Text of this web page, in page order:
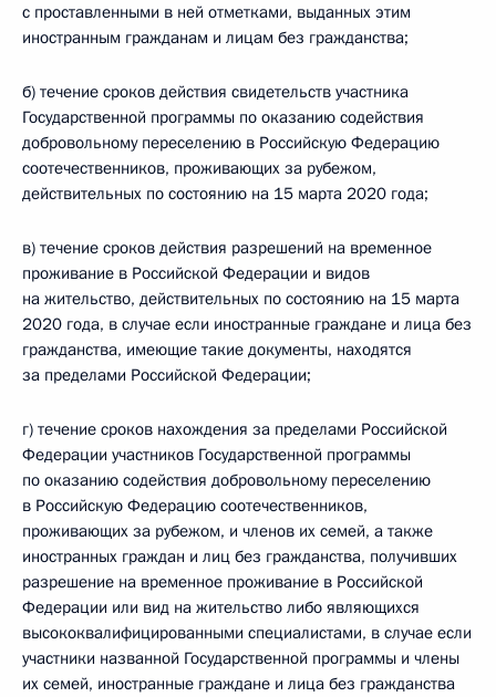
с проставленными в ней отметками, выданных этим
иностранным гражданам и лицам без гражданства;
б) течение сроков действия свидетельств участника
Государственной программы по оказанию содействия
добровольному переселению в Российскую Федерацию
соотечественников, проживающих за рубежом,
действительных по состоянию на 15 марта 2020 года;
в) течение сроков действия разрешений на временное
проживание в Российской Федерации и видов
на жительство, действительных по состоянию на 15 марта
2020 года, в случае если иностранные граждане и лица без
гражданства, имеющие такие документы, находятся
за пределами Российской Федерации;
г) течение сроков нахождения за пределами Российской
Федерации участников Государственной программы
по оказанию содействия добровольному переселению
в Российскую Федерацию соотечественников,
проживающих за рубежом, и членов их семей, а также
иностранных граждан и лиц без гражданства, получивших
разрешение на временное проживание в Российской
Федерации или вид на жительство либо являющихся
высококвалифицированными специалистами, в случае если
участники названной Государственной программы и члены
их семей, иностранные граждане и лица без гражданства